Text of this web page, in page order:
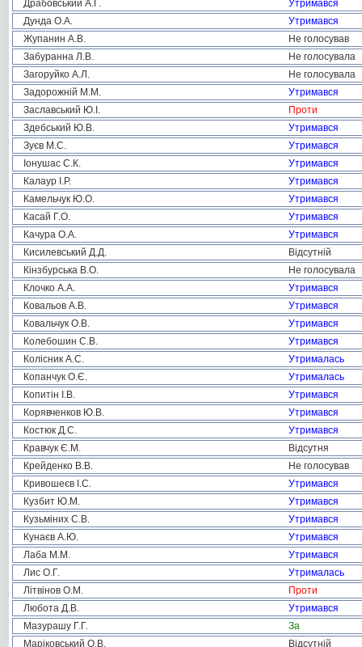
Драбовський А.Г.
Утримався
Дунда О.А.
Утримався
Жупанин А.В.
Не голосував
Забуранна Л.В.
Не голосувала
Загоруйко А.Л.
Не голосувала
Задорожній М.М.
Утримався
Заславський Ю.І.
Проти
Здебський Ю.В.
Утримався
Зуєв М.С.
Утримався
Іонушас С.К.
Утримався
Калаур І.Р.
Утримався
Камельчук Ю.О.
Утримався
Касай Г.О.
Утримався
Качура О.А.
Утримався
Кисилевський Д.Д.
Відсутній
Кінзбурська В.О.
Не голосувала
Клочко А.А.
Утримався
Ковальов А.В.
Утримався
Ковальчук О.В.
Утримався
Колебошин С.В.
Утримався
Колісник А.С.
Утрималась
Копанчук О.Є.
Утрималась
Копитін І.В.
Утримався
Корявченков Ю.В.
Утримався
Костюк Д.С.
Утримався
Кравчук Є.М.
Відсутня
Крейденко В.В.
Не голосував
Кривошеєв І.С.
Утримався
Кузбит Ю.М.
Утримався
Кузьміних С.В.
Утримався
Кунаєв А.Ю.
Утримався
Лаба М.М.
Утримався
Лис О.Г.
Утрималась
Літвінов О.М.
Проти
Любота Д.В.
Утримався
Мазурашу Г.Г.
За
Маріковський О.В.
Відсутній